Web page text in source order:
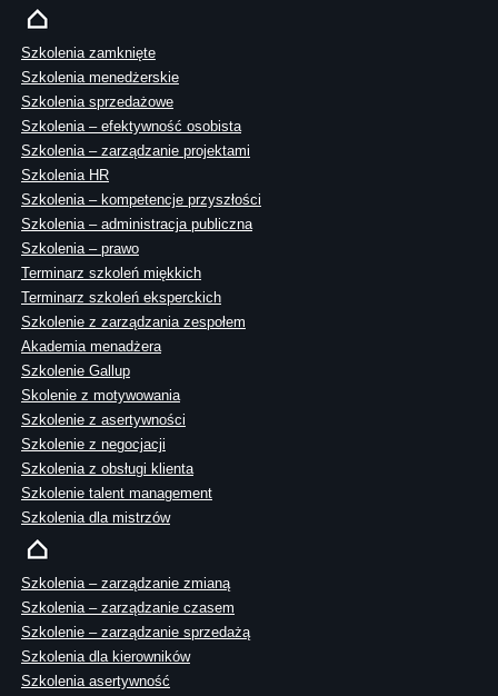
Szkolenia zamknięte
Szkolenia menedżerskie
Szkolenia sprzedażowe
Szkolenia – efektywność osobista
Szkolenia – zarządzanie projektami
Szkolenia HR
Szkolenia – kompetencje przyszłości
Szkolenia – administracja publiczna
Szkolenia – prawo
Terminarz szkoleń miękkich
Terminarz szkoleń eksperckich
Szkolenie z zarządzania zespołem
Akademia menadżera
Szkolenie Gallup
Skolenie z motywowania
Szkolenie z asertywności
Szkolenie z negocjacji
Szkolenia z obsługi klienta
Szkolenie talent management
Szkolenia dla mistrzów
Szkolenia – zarządzanie zmianą
Szkolenia – zarządzanie czasem
Szkolenie – zarządzanie sprzedażą
Szkolenia dla kierowników
Szkolenia asertywność